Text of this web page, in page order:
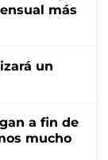
más
un
a fin de
mucho